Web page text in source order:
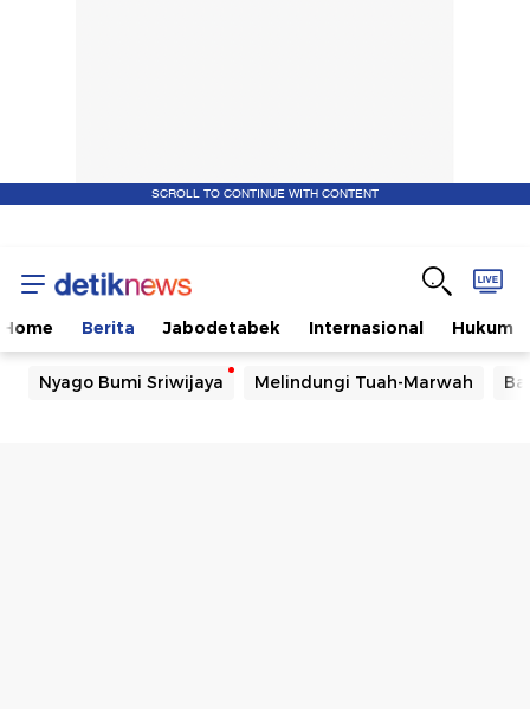
SCROLL TO CONTINUE WITH CONTENT
Home Berita Jabodetabek Internasional Hukum
Nyago Bumi Sriwijaya Melindungi Tuah-Marwah